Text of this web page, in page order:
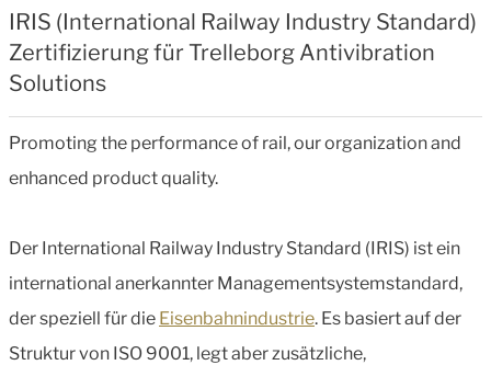
IRIS (International Railway Industry Standard)
Zertifizierung für Trelleborg Antivibration
Solutions
Promoting the performance of rail, our organization and
enhanced product quality.
Der International Railway Industry Standard (IRIS) ist ein
international anerkannter Managementsystemstandard,
der speziell für die Eisenbahnindustrie. Es basiert auf der
Struktur von ISO 9001, legt aber zusätzliche,